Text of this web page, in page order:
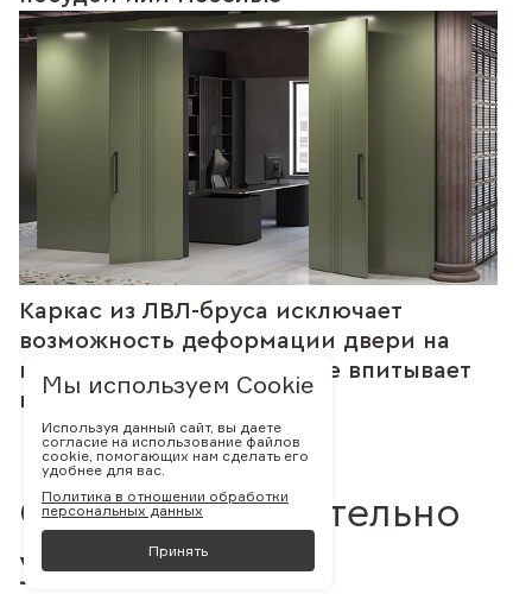
Каркас из ЛВЛ-бруса исключает
возможность деформации двери на
время эксплуатации т.к. не впитывает
влагу и не сохнет
С нами действительно
удобно
Мы используем Cookie
Используя данный сайт, вы даете
согласие на использование файлов
cookie, помогающих нам сделать его
удобнее для вас.
Политика в отношении обработки
персональных данных
Принять